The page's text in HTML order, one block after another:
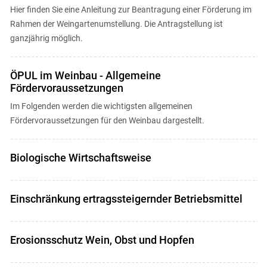
Hier finden Sie eine Anleitung zur Beantragung einer Förderung im
Rahmen der Weingartenumstellung. Die Antragstellung ist
ganzjährig möglich.
ÖPUL im Weinbau - Allgemeine
Fördervoraussetzungen
Im Folgenden werden die wichtigsten allgemeinen
Fördervoraussetzungen für den Weinbau dargestellt.
Biologische Wirtschaftsweise
Einschränkung ertragssteigernder Betriebsmittel
Erosionsschutz Wein, Obst und Hopfen